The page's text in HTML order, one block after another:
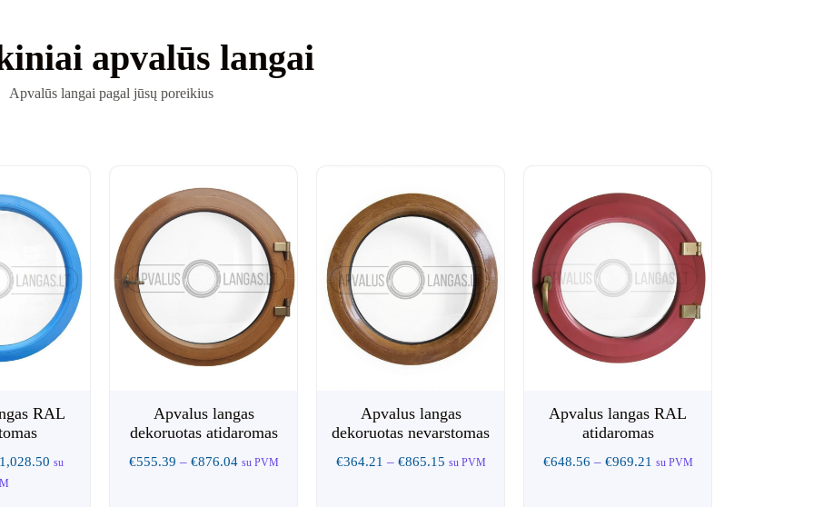
Plastikinės durys su XPS užpildu – kokybiškas PVC
profilio karkasas...
apvalūs langai
Apvalūs langai pagal jūsų poreikius
RAL
su
Apvalus langas
dekoruotas atidaromas
€555.39 – €876.04 su PVM
Apvalus langas
dekoruotas nevarstomas
€364.21 – €865.15 su PVM
Apvalus langas RAL
atidaromas
€648.56 – €969.21 su PVM